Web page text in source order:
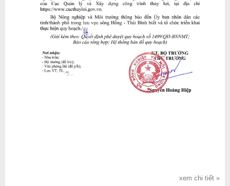
xem chi tiết »